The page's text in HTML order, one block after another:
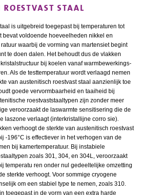
STAAL
is uitgebreid toegepast bij temperaturen tot
bevat voldoende hoeveelheden nikkel en
waarbij de vorming van martensiet begint
te doen dalen. Het behoudt dus de vlakken
bij koelen vanaf warmbewerkings-
Als de testtemperatuur wordt verlaagd nemen
van austenitisch roestvast staal aanzienlijk toe
goede vervormbaarheid en taaiheid bij
roestvaststaaltypen zijn zonder meer
veroorzaakt de laswarmte sensitisering die de
laszone verlaagt (interkristallijne corro sie).
verhoogt de sterkte van austenitisch roestvast
-196°C is effectiever in het verhogen van de
bij kamertemperatuur. Bij instabiele
zoals 301, 304, en 304L, veroorzaakt
temperatu ren onder nul gedeeltelijke omzetting
sterkte verhoogt. Voor sommige cryogene
om een stabiel type te nemen, zoals 310.
toegepast in de vorm van een extra harde